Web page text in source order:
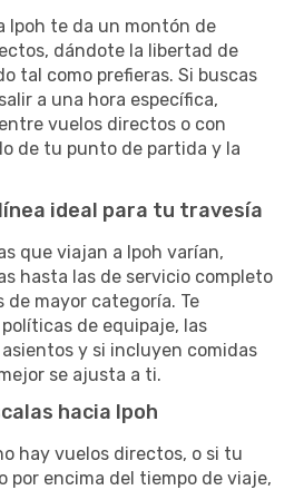
Ipoh te da un montón de
dándote la libertad de
tal como prefieras. Si buscas
a una hora específica,
vuelos directos o con
de tu punto de partida y la
ideal para tu travesía
que viajan a Ipoh varían,
hasta las de servicio completo
mayor categoría. Te
de equipaje, las
y si incluyen comidas
se ajusta a ti.
hacia Ipoh
hay vuelos directos, o si tu
por encima del tiempo de viaje,